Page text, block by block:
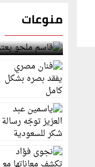
منوعات
قاسم ملحو